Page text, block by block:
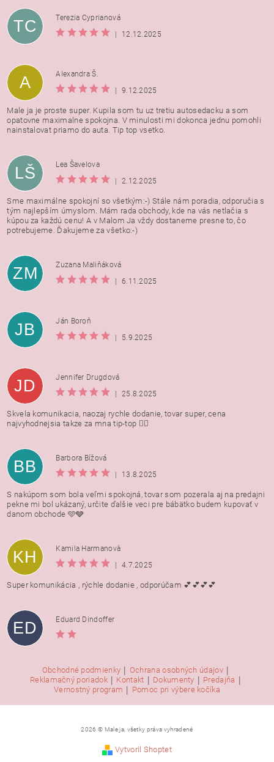
TC
Terezia Cyprianová
|
12.12.2025
A
Alexandra Š.
|
9.12.2025
Male ja je proste super. Kupila som tu uz tretiu autosedacku a som
opatovne maximalne spokojna. V minulosti mi dokonca jednu pomohli
nainstalovat priamo do auta. Tip top vsetko.
LŠ
Lea Šavelova
|
2.12.2025
Sme maximálne spokojní so všetkým:-) Stále nám poradia, odporučia s
tým najlepším úmyslom. Mám rada obchody, kde na vás netlačia s
kúpou za každú cenu! A v Malom Ja vždy dostaneme presne to, čo
potrebujeme. Ďakujeme za všetko:-)
ZM
Zuzana Maliňáková
|
6.11.2025
JB
Ján Boroň
|
5.9.2025
JD
Jennifer Drugdová
|
25.8.2025
Skvela komunikacia, naozaj rychle dodanie, tovar super, cena
najvyhodnejsia takze za mna tip-top 👍🏻
BB
Barbora Bížová
|
13.8.2025
S nakúpom som bola veľmi spokojná, tovar som pozerala aj na predajni
pekne mi bol ukázaný, určite ďalšie veci pre bábätko budem kupovať v
danom obchode 🩵🩶
KH
Kamila Harmanovà
|
4.7.2025
Super komunikácia , rýchle dodanie , odporúčam 💕💕💕💕
ED Eduard Dindoffer
Obchodné podmienky | Ochrana osobných údajov |
Reklamačný poriadok | Kontakt | Dokumenty | Predajňa |
Vernostný program | Pomoc pri výbere kočíka
2026 © Male ja, všetky práva vyhradené
Vytvoril Shoptet